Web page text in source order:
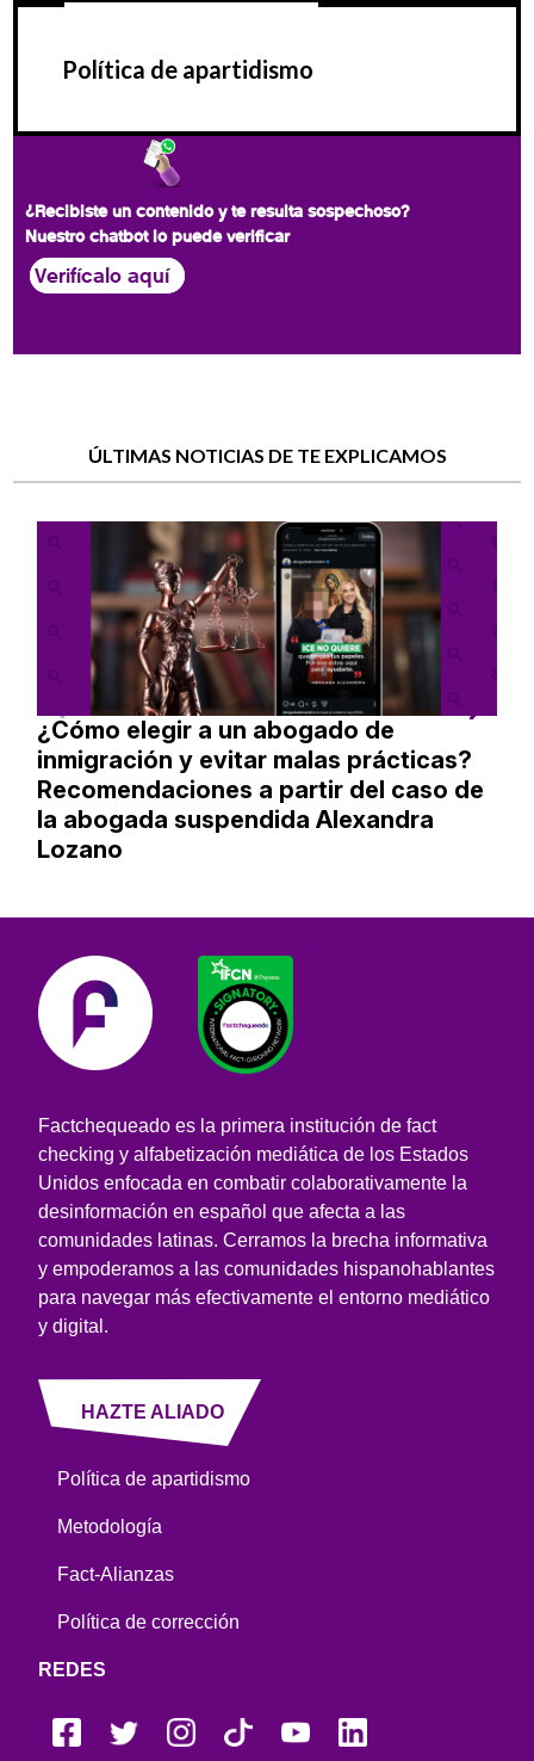
Política de apartidismo
¿Recibiste un contenido y te resulta sospechoso?
Nuestro chatbot lo puede verificar
Verifícalo aquí
ÚLTIMAS NOTICIAS DE TE EXPLICAMOS
¿Cómo elegir a un abogado de
inmigración y evitar malas prácticas?
Recomendaciones a partir del caso de
la abogada suspendida Alexandra
Lozano
Factchequeado es la primera institución de fact
checking y alfabetización mediática de los Estados
Unidos enfocada en combatir colaborativamente la
desinformación en español que afecta a las
comunidades latinas. Cerramos la brecha informativa
y empoderamos a las comunidades hispanohablantes
para navegar más efectivamente el entorno mediático
y digital.
HAZTE ALIADO
Política de apartidismo
Metodología
Fact-Alianzas
Política de corrección
REDES